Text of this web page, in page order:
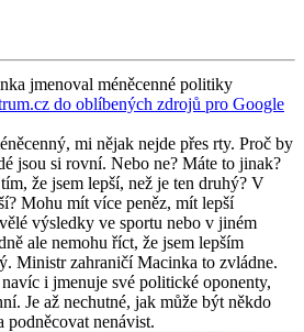
jmenoval méněcenné politiky
do oblíbených zdrojů pro Google
mi nějak nejde přes rty. Proč by
jsou si rovní. Nebo ne? Máte to jinak?
že jsem lepší, než je ten druhý? V
Mohu mít více peněz, mít lepší
výsledky ve sportu nebo v jiném
ale nemohu říct, že jsem lepším
Ministr zahraničí Macinka to zvládne.
i jmenuje své politické oponenty,
Je až nechutné, jak může být někdo
podněcovat nenávist.